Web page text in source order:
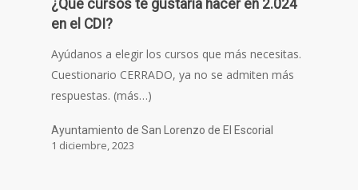
¿Qué cursos te gustaría hacer en 2.024
en el CDI?
Ayúdanos a elegir los cursos que más necesitas.
Cuestionario CERRADO, ya no se admiten más
respuestas. (más…)
Ayuntamiento de San Lorenzo de El Escorial
1 diciembre, 2023